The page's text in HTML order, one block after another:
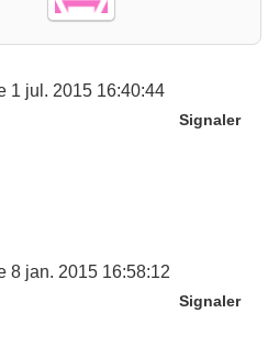
1 jul. 2015 16:40:44
Signaler
8 jan. 2015 16:58:12
Signaler